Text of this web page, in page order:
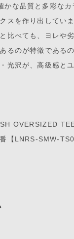
な品質と多彩なカ
スを作り出していま
比べても、ヨレや
るのが特徴である
光沢が、高級感と
OVERSIZED
【LNRS-SMW-